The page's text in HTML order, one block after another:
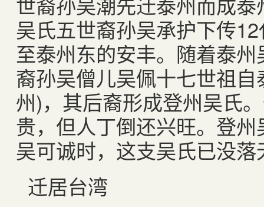
吴氏五世裔孙吴承护下传12
至泰州东的安丰。随着泰
裔孙吴僧儿吴佩十七世祖
州)，其后裔形成登州吴氏
贵，但人丁倒还兴旺。登
吴可诚时，这支吴氏已没落
迁居台湾